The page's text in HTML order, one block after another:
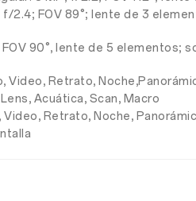
f/2.4; FOV 89°; lente de 3
90°, lente de 5 elementos;
Video, Retrato,
Acuática, Scan, Macro
Video, Retrato, Noche,